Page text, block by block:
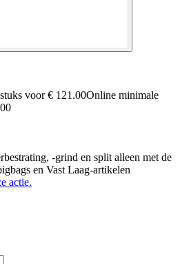
stuks voor€ 121.00Online minimale
-grind en split alleen met de
en Vast Laag-artikelen
actie.